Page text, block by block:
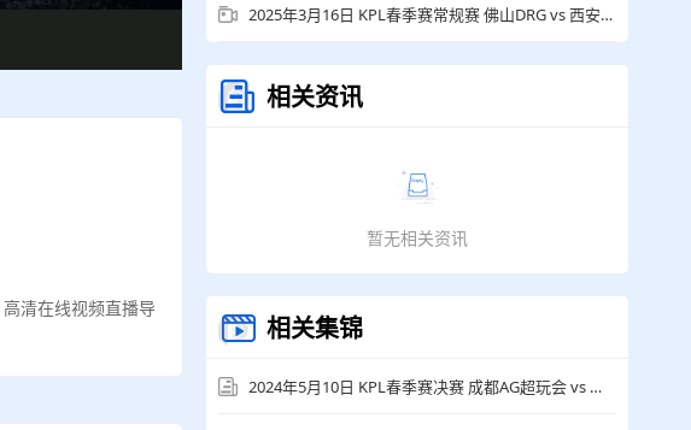
高清在线视频直播导
2025年3月16日 KPL春季赛常规赛 佛山DRG vs 西安WE 全场录像回放
相关资讯
暂无相关资讯
相关集锦
2024年5月10日 KPL春季赛决赛 成都AG超玩会 vs 佛山DRG 全场录像回放